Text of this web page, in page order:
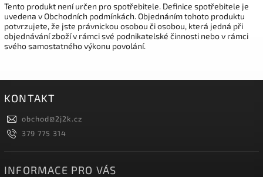
Tento produkt není určen pro spotřebitele. Definice spotřebitele je
uvedena v Obchodních podmínkách. Objednáním tohoto produktu
potvrzujete, že jste právnickou osobou či osobou, která jedná při
objednávání zboží v rámci své podnikatelské činnosti nebo v rámci
svého samostatného výkonu povolání.
KONTAKT
obchod@2j2k.cz
379 775 314
INFORMACE PRO VÁS